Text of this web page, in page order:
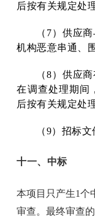
后按有关规定处理
（7）供应
机构恶意串通、
（8）供应
在调查处理期间
后按有关规定处
（9）招标
十一、中标
本项目只产生1个
审查。最终审查